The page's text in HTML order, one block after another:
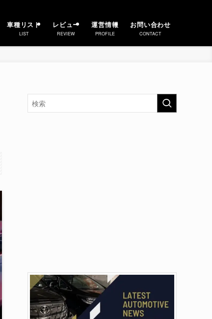
車種リスト
LIST
レビュー
REVIEW
運営情報
PROFILE
お問い合わせ
CONTACT